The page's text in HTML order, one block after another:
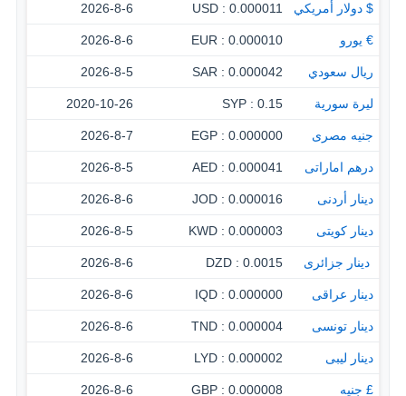
$ دولار أمريكي 0.000011 : USD
2026-8-6
€ يورو 0.000010 : EUR
2026-8-6
ريال سعودي 0.000042 : SAR
2026-8-5
ليرة سورية 0.15 : SYP
2020-10-26
جنيه مصرى 0.000000 : EGP
2026-8-7
درهم اماراتى 0.000041 : AED
2026-8-5
دينار أردنى 0.000016 : JOD
2026-8-6
دينار كويتى 0.000003 : KWD
2026-8-5
‏ دينار جزائرى 0.0015 : DZD
2026-8-6
دينار عراقى 0.000000 : IQD
2026-8-6
دينار تونسى 0.000004 : TND
2026-8-6
دينار ليبى 0.000002 : LYD
2026-8-6
£ جنيه 0.000008 : GBP
2026-8-6